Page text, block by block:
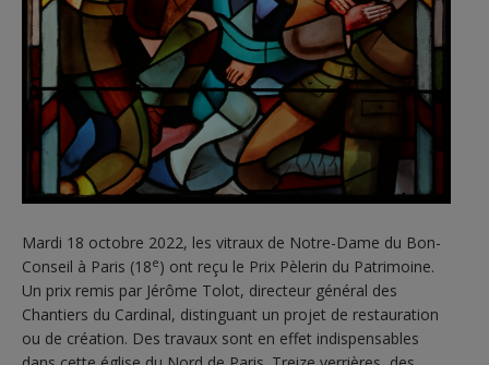
Mardi 18 octobre 2022, les vitraux de Notre-Dame du Bon-
Conseil à Paris (18e) ont reçu le Prix Pèlerin du Patrimoine.
Un prix remis par Jérôme Tolot, directeur général des
Chantiers du Cardinal, distinguant un projet de restauration
ou de création. Des travaux sont en effet indispensables